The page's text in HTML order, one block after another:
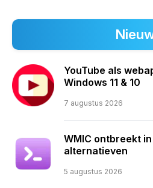
YouTube als
Windows 11 & 10
7 augustus 2026
WMIC ontbreekt
alternatieven
5 augustus 2026